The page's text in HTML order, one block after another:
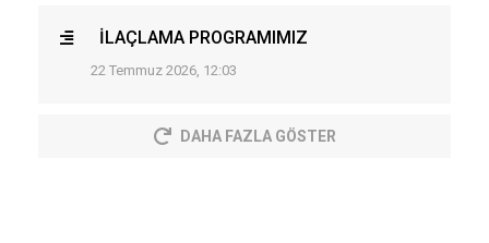
İLAÇLAMA PROGRAMIMIZ
22 Temmuz 2026, 12:03
DAHA FAZLA GÖSTER